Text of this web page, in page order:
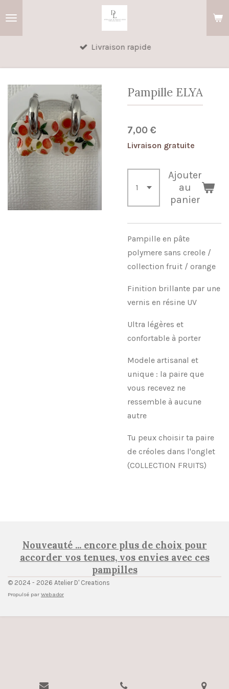
Livraison rapide
Pampille ELYA
7,00 €
Livraison gratuite
Ajouter
au
panier
Pampille en pâte
polymere sans creole /
collection fruit / orange
Finition brillante par une
vernis en résine UV
Ultra légères et
confortable à porter
Modele artisanal et
unique : la paire que
vous recevez ne
ressemble à aucune
autre
Tu peux choisir ta paire
de créoles dans l'onglet
(COLLECTION FRUITS)
Nouveauté ... encore plus de choix pour
accorder vos tenues, vos envies avec ces
pampilles
© 2024 - 2026 Atelier D' Creations
Propulsé par Webador